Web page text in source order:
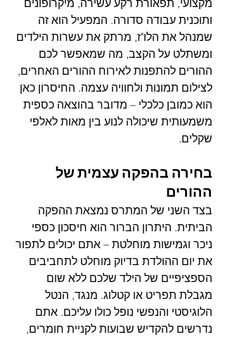
מקצועי, תפאורת רקע עשירה, מיקרופונים
ותוכנית עבודה סדורה. המפעיל הוא זה
שמנהל את הלו"ז, מרתק את עשרות הילדים
ומשתלט על הקצב, מה שמאפשר לכם
ההורים להתפנות לאירוח ההורים האחרים,
לצילום תמונות ולחוויה עצמה. החיסרון כאן
הוא כמובן כלכלי – מדובר בהוצאה כספית
משמעותית שיכולה לנוע בין מאות לאלפי
שקלים.
בחירה בהפקה עצמית של
ההורים
בצד השני של המתרס נמצאת ההפקה
הביתית. היתרון הברור הוא חיסכון כספי
ניכר וגמישות מוחלטת – אתם יכולים לתפור
את יום ההולדת בדיוק מוחלט לתחביבים
הספציפיים של הילד שלכם ללא שום
מגבלת תפריט או קטלוג. מנגד, הנטל
הלוגיסטי והנפשי נופל כולו עליכם. אתם
נדרשים להקדיש שבועות לקניית חומרים,